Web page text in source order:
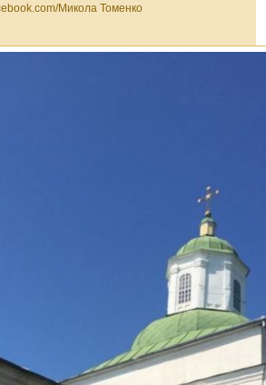
Микола Томенко